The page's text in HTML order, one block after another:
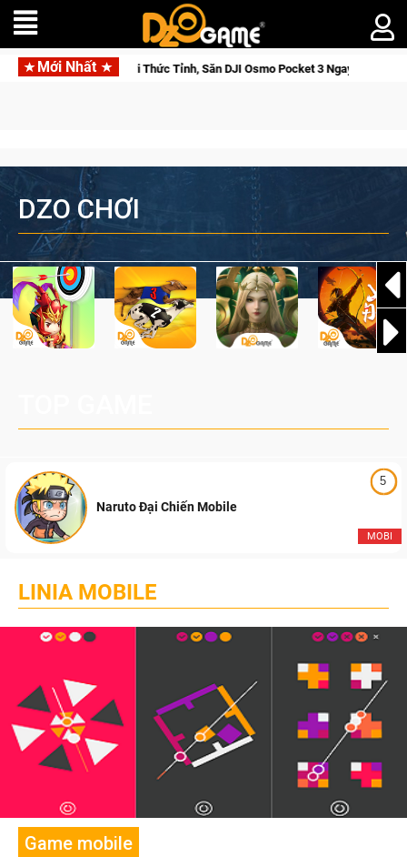
Mới Nhất
Saga: Cửu Giới Thức Tỉnh, Săn DJI Osmo Pocket 3 Ngay Hôm Nay
DZO CHƠI
5
MOBI
Naruto Đại Chiến Mobile
LINIA MOBILE
Game mobile